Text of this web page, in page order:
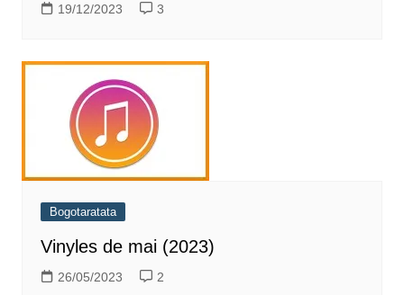
19/12/2023 3
Bogotaratata
Vinyles de mai (2023)
26/05/2023 2